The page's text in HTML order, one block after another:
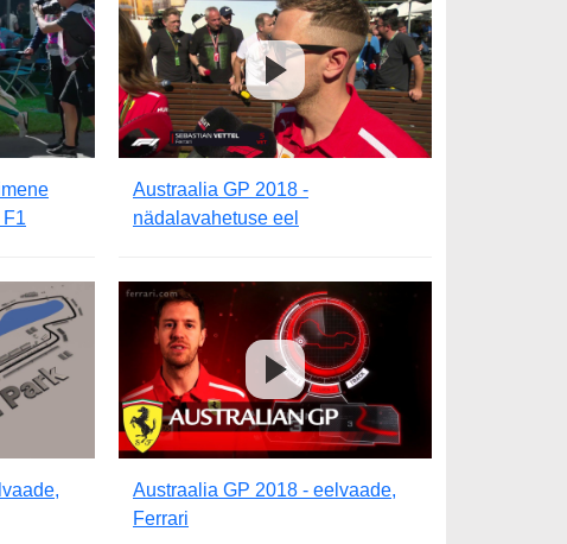
Austraalia GP 2018 -
nädalavahetuse eel
Austraalia GP 2018 - eelvaade,
Ferrari